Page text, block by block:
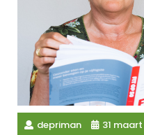
depriman 31